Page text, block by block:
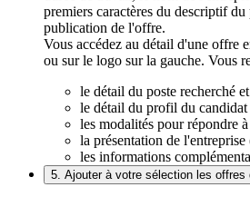
premiers caractères du descriptif du
publication de l'offre.
Vous accédez au détail d'une offre
ou sur le logo sur la gauche. Vous
le détail du poste recherché
le détail du profil du
les modalités pour répondre
la présentation de l'entreprise
les informations
5. Ajouter à votre sélection les offres